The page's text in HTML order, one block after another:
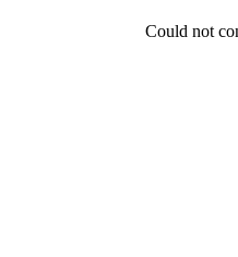
Could not